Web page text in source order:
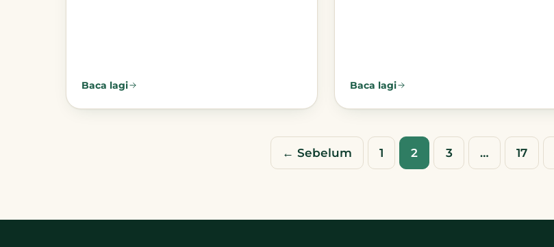
Baca lagi Baca lagi
← Sebelum 1 2 3 … 17